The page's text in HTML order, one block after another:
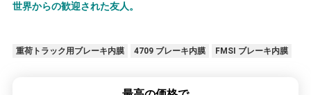
世界からの歓迎された友人。
重荷トラック用ブレーキ内膜 4709 ブレーキ内膜 FMSI ブレーキ内膜